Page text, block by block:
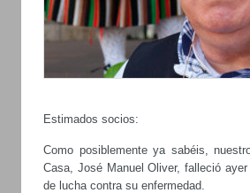
Estimados socios:
Como posiblemente ya sabéis,
Casa, José Manuel Oliver, falleció
de lucha contra su enfermedad.